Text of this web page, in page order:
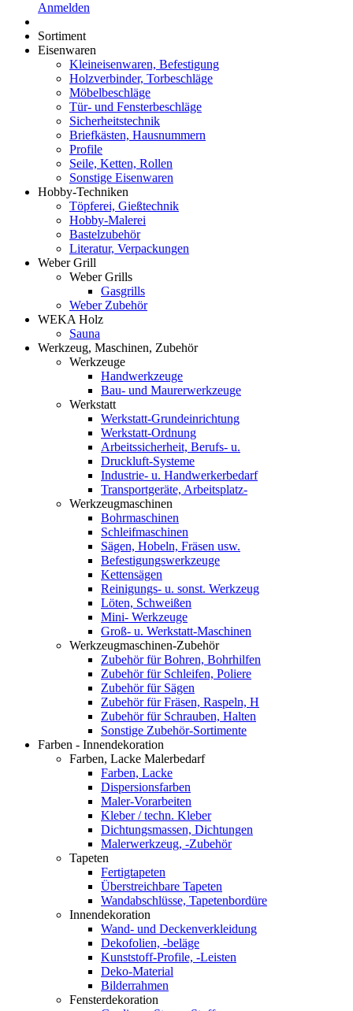
Anmelden
Sortiment
Eisenwaren
Kleineisenwaren, Befestigung
Holzverbinder, Torbeschläge
Möbelbeschläge
Tür- und Fensterbeschläge
Sicherheitstechnik
Briefkästen, Hausnummern
Profile
Seile, Ketten, Rollen
Sonstige Eisenwaren
Hobby-Techniken
Töpferei, Gießtechnik
Hobby-Malerei
Bastelzubehör
Literatur, Verpackungen
Weber Grill
Weber Grills
Gasgrills
Weber Zubehör
WEKA Holz
Sauna
Werkzeug, Maschinen, Zubehör
Werkzeuge
Handwerkzeuge
Bau- und Maurerwerkzeuge
Werkstatt
Werkstatt-Grundeinrichtung
Werkstatt-Ordnung
Arbeitssicherheit, Berufs- u.
Druckluft-Systeme
Industrie- u. Handwerkerbedarf
Transportgeräte, Arbeitsplatz-
Werkzeugmaschinen
Bohrmaschinen
Schleifmaschinen
Sägen, Hobeln, Fräsen usw.
Befestigungswerkzeuge
Kettensägen
Reinigungs- u. sonst. Werkzeug
Löten, Schweißen
Mini- Werkzeuge
Groß- u. Werkstatt-Maschinen
Werkzeugmaschinen-Zubehör
Zubehör für Bohren, Bohrhilfen
Zubehör für Schleifen, Poliere
Zubehör für Sägen
Zubehör für Fräsen, Raspeln, H
Zubehör für Schrauben, Halten
Sonstige Zubehör-Sortimente
Farben - Innendekoration
Farben, Lacke Malerbedarf
Farben, Lacke
Dispersionsfarben
Maler-Vorarbeiten
Kleber / techn. Kleber
Dichtungsmassen, Dichtungen
Malerwerkzeug, -Zubehör
Tapeten
Fertigtapeten
Überstreichbare Tapeten
Wandabschlüsse, Tapetenbordüre
Innendekoration
Wand- und Deckenverkleidung
Dekofolien, -beläge
Kunststoff-Profile, -Leisten
Deko-Material
Bilderrahmen
Fensterdekoration